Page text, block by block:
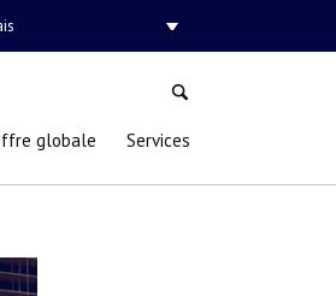
globale Services